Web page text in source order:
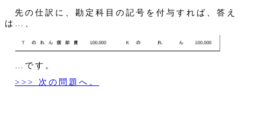
先の仕訳に、勘定科目の記号を付与すれば、答え
は…、
…です。
>>> 次の問題へ。